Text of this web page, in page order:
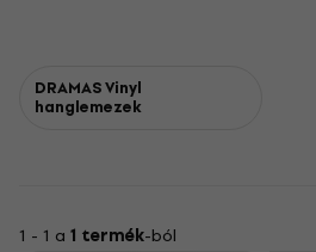
DRAMAS Vinyl
hanglemezek
1 - 1 a 1 termék-ból